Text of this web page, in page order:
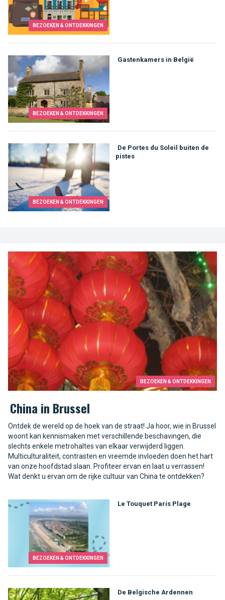
BEZOEKEN & ONTDEKKINGEN
BEZOEKEN & ONTDEKKINGEN
Gastenkamers in België
BEZOEKEN & ONTDEKKINGEN
De Portes du Soleil buiten de
pistes
BEZOEKEN & ONTDEKKINGEN
China in Brussel
Ontdek de wereld op de hoek van de straat! Ja hoor, wie in Brussel
woont kan kennismaken met verschillende beschavingen, die
slechts enkele metrohaltes van elkaar verwijderd liggen.
Multiculturaliteit, contrasten en vreemde invloeden doen het hart
van onze hoofdstad slaan. Profiteer ervan en laat u verrassen!
Wat denkt u ervan om de rijke cultuur van China te ontdekken?
BEZOEKEN & ONTDEKKINGEN
Le Touquet Paris Plage
De Belgische Ardennen